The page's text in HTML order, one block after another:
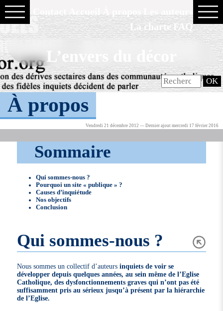
La charte FAQ
L’envers du décor
À propos
Vendredi 21 décembre 2012 — Dernier ajout mercredi 17 février 2016
Sommaire
Qui sommes-nous ?
Pourquoi un site « publique » ?
Causes d’inquiétude
Nos objectifs
Conclusion
Qui sommes-nous ?
Nous sommes un collectif d’auteursinquiets de voir se
développer depuis quelques années, au sein même de l’Eglise
Catholique, des dysfonctionnements graves qui n’ont pas été
suffisamment pris au sérieux jusqu’à présent par la hiérarchie
de l’Eglise.